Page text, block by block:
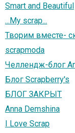
Smart and Beautiful
...My scrap...
Творим вместе-
scrapmoda
Челлендж-блог
Блог Scrapberry's
БЛОГ ЗАКРЫТ
Anna Demshina
I Love Scrap